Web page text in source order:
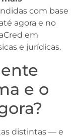
com base
agora e no
em
e jurídicas.
e o
distintas — e